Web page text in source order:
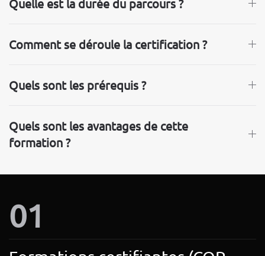
Quelle est la durée du parcours ?
Comment se déroule la certification ?
Quels sont les prérequis ?
Quels sont les avantages de cette
formation ?
01